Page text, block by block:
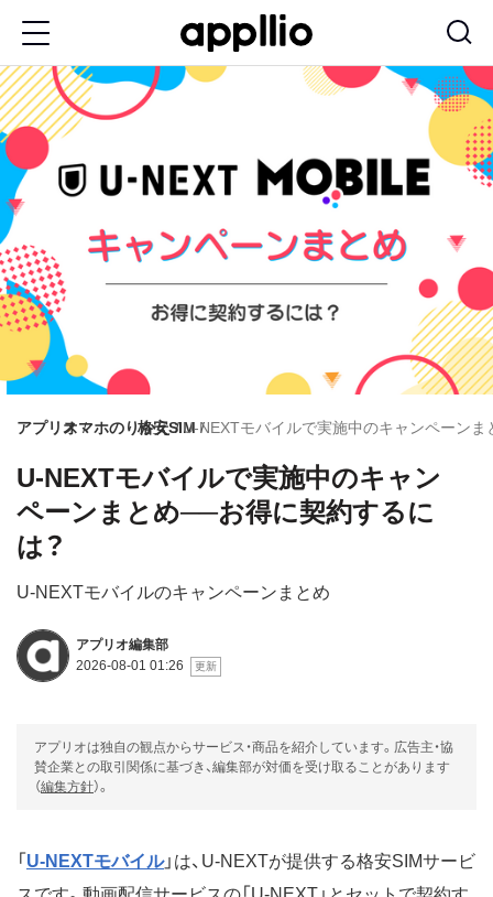
ン
コ
ン
テ
ン
ツ
に
移
アプリオスマホのりかえ
格安SIMU-NEXTモバイルで実施中のキャンペーン
U-NEXTモバイルで実施中のキャン
ペーンまとめ──お得に契約するに
は？
U-NEXTモバイルのキャンペーンまとめ
アプリオ編集部
2026-08-01 01:26
アプリオは独自の観点からサービス・商品を紹介しています。広告主・協
賛企業との取引関係に基づき、編集部が対価を受け取ることがあります
（編集方針）。
「 U-NEXTモバイル」は、U-NEXTが提供する格安SIMサービ